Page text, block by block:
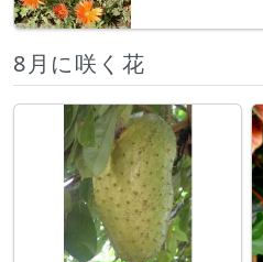
8月に咲く花